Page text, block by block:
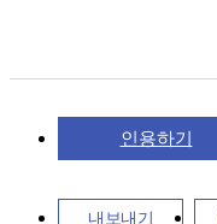
인용하기
내보내기